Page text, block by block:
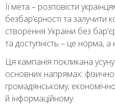
Її мета – розповісти
безбар’єрності та залучити
створення України без
та доступність – це норма, а
Ця кампанія покликана
основних напрямах:
громадянському,
й інформаційному.